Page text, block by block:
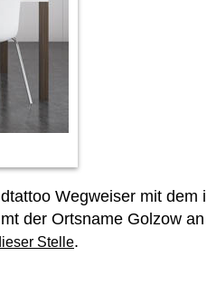
Wegweiser mit dem
der Ortsname Golzow
Stelle.